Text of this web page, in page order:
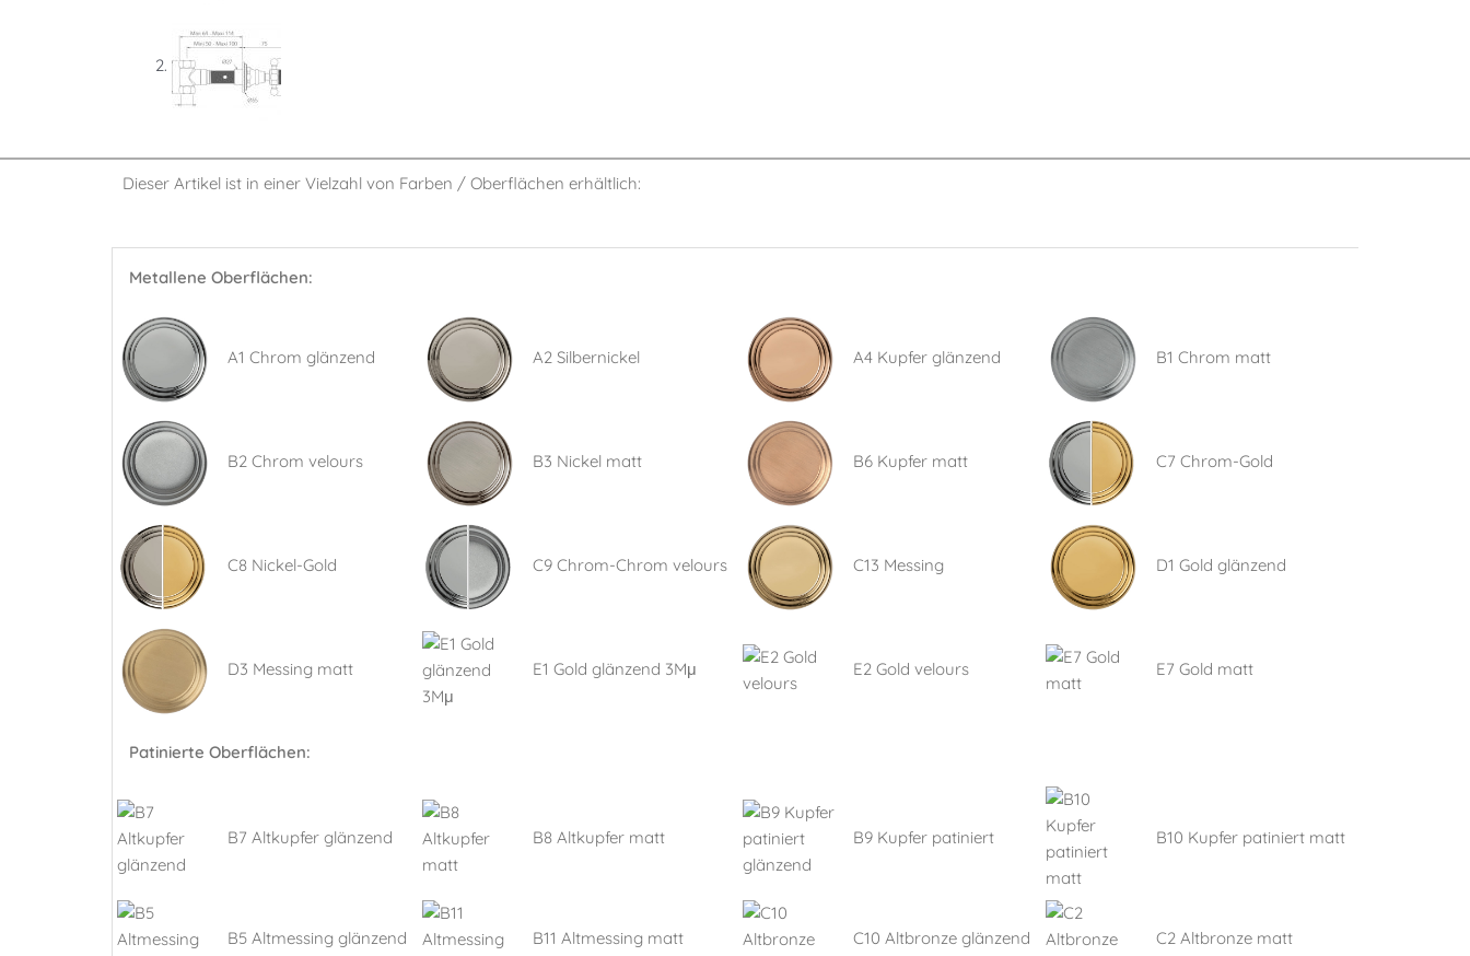
Dieser Artikel ist in einer Vielzahl von Farben / Oberflächen erhältlich:
Metallene Oberflächen:
A1 Chrom glänzend A2 Silbernickel A4 Kupfer glänzend B1 Chrom matt
B2 Chrom velours B3 Nickel matt B6 Kupfer matt C7 Chrom-Gold
C8 Nickel-Gold C9 Chrom-Chrom velours C13 Messing D1 Gold glänzend
D3 Messing matt E1 Gold glänzend 3Mμ E2 Gold velours E7 Gold matt
Patinierte Oberflächen:
B7 Altkupfer glänzend B8 Altkupfer matt B9 Kupfer patiniert B10 Kupfer patiniert matt
B5 Altmessing glänzend B11 Altmessing matt C10 Altbronze glänzend C2 Altbronze matt